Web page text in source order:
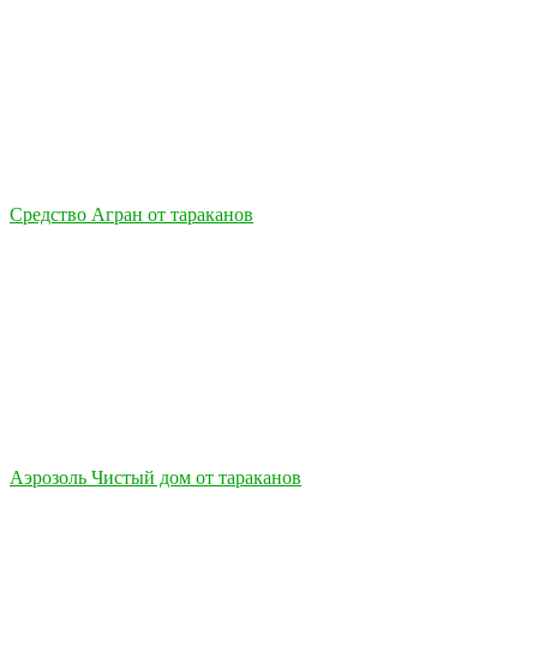
Средство Агран от тараканов
Аэрозоль Чистый дом от тараканов